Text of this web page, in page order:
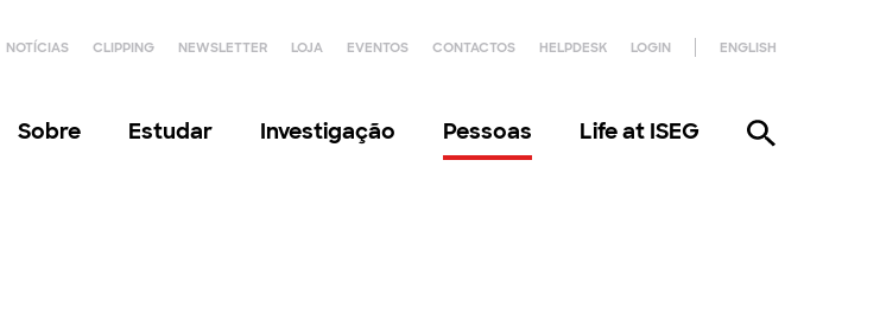
NOTÍCIAS CLIPPING NEWSLETTER LOJA EVENTOS CONTACTOS HELPDESK LOGIN ENGLISH
Sobre Estudar Investigação Pessoas Life at ISEG